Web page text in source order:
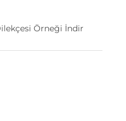
Örneği İndir